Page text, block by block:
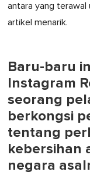
antara yang
artikel menarik.
Baru-baru
Instagram
seorang
berkongsi
tentang
kebersihan
negara